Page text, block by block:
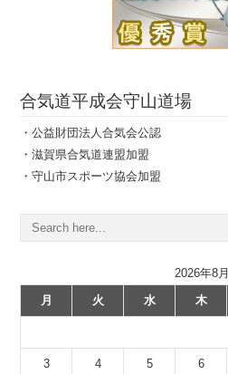
合気道平成会守山道場
・公益財団法人合気会公認
・滋賀県合気道連盟加盟
・守山市スポーツ協会加盟
2026年8月
月
火 水 木
3 4 5 6